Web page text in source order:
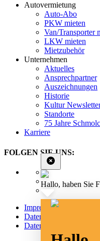
Autovermietung
Auto-Abo
PKW mieten
Van/Transporter
LKW mieten
Mietzubehör
Unternehmen
Aktuelles
Ansprechpartner
Auszeichnungen
Historie
Kultur
Standorte
75 Jahre
Karriere
FOLGEN SIE UNS:
Impressum
Datenschutz
Datenschutz Social
Hallo, haben Sie